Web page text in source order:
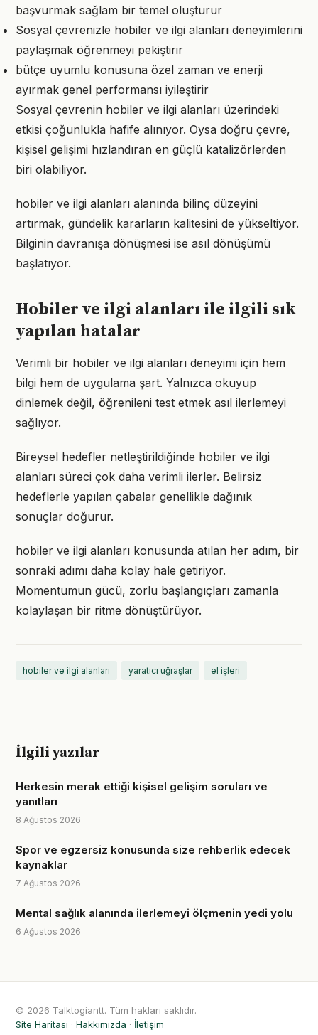
başvurmak sağlam bir temel oluşturur
Sosyal çevrenizle hobiler ve ilgi alanları deneyimlerini
paylaşmak öğrenmeyi pekiştirir
bütçe uyumlu konusuna özel zaman ve enerji
ayırmak genel performansı iyileştirir
Sosyal çevrenin hobiler ve ilgi alanları üzerindeki
etkisi çoğunlukla hafife alınıyor. Oysa doğru çevre,
kişisel gelişimi hızlandıran en güçlü katalizörlerden
biri olabiliyor.
hobiler ve ilgi alanları alanında bilinç düzeyini
artırmak, gündelik kararların kalitesini de yükseltiyor.
Bilginin davranışa dönüşmesi ise asıl dönüşümü
başlatıyor.
Hobiler ve ilgi alanları ile ilgili sık
yapılan hatalar
Verimli bir hobiler ve ilgi alanları deneyimi için hem
bilgi hem de uygulama şart. Yalnızca okuyup
dinlemek değil, öğrenileni test etmek asıl ilerlemeyi
sağlıyor.
Bireysel hedefler netleştirildiğinde hobiler ve ilgi
alanları süreci çok daha verimli ilerler. Belirsiz
hedeflerle yapılan çabalar genellikle dağınık
sonuçlar doğurur.
hobiler ve ilgi alanları konusunda atılan her adım, bir
sonraki adımı daha kolay hale getiriyor.
Momentumun gücü, zorlu başlangıçları zamanla
kolaylaşan bir ritme dönüştürüyor.
hobiler ve ilgi alanları yaratıcı uğraşlar el işleri
İlgili yazılar
Herkesin merak ettiği kişisel gelişim soruları ve
yanıtları
8 Ağustos 2026
Spor ve egzersiz konusunda size rehberlik edecek
kaynaklar
7 Ağustos 2026
Mental sağlık alanında ilerlemeyi ölçmenin yedi yolu
6 Ağustos 2026
© 2026 Talktogiantt. Tüm hakları saklıdır.
Site Haritası · Hakkımızda · İletişim